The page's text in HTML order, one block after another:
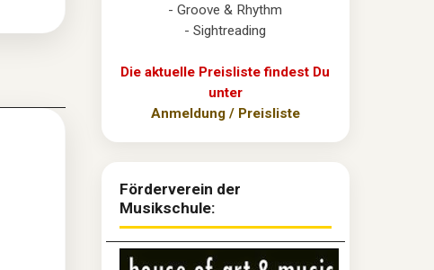
- Groove & Rhythm
- Sightreading
Die aktuelle Preisliste findest Du
unter
Anmeldung / Preisliste
Förderverein der
Musikschule: